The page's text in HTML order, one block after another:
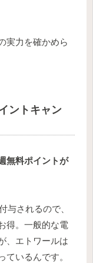
実力を確かめら
ントキャン
無料ポイントが
与されるので、
得。一般的な電
、エトワールは
ているんです。